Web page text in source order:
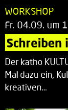
WORKSHOP
Fr. 04.09. um
Schreiben
Der katho
Mal dazu ein,
kreativen…